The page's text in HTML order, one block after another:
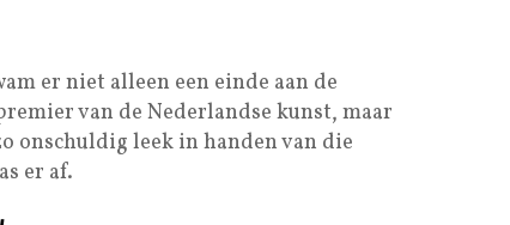
er niet alleen een einde aan de
van de Nederlandse kunst, maar
onschuldig leek in handen van die
er af.